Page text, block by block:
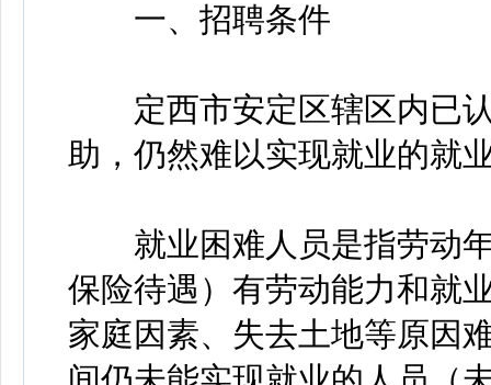
一、招聘条件
定西市安定区辖区内已认
助，仍然难以实现就业的就
就业困难人员是指劳动年
保险待遇）有劳动能力和就
家庭因素、失去土地等原因